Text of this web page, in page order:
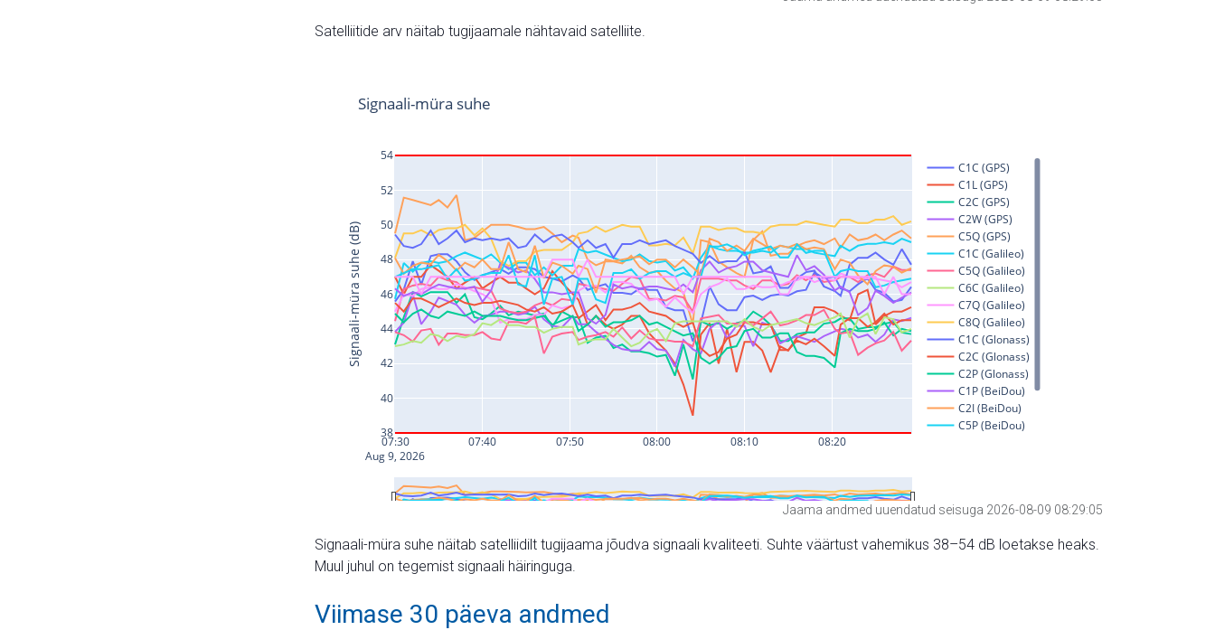
Satelliitide arv näitab tugijaamale nähtavaid satelliite.
Jaama andmed uuendatud seisuga 2026-08-09 08:29:05
Signaali-müra suhe näitab satelliidilt tugijaama jõudva signaali kvaliteeti. Suhte väärtust vahemikus 38–54 dB loetakse heaks.
Muul juhul on tegemist signaali häiringuga.
Viimase 30 päeva andmed